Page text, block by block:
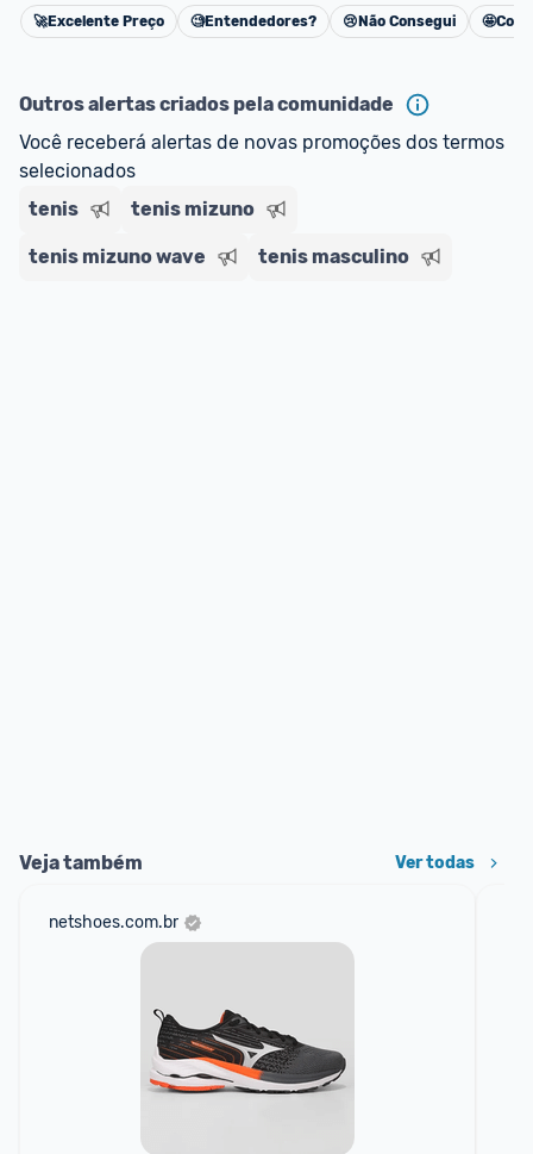
Cancelar
🚀Excelente Preço 🧐Entendedores? 😢 Não Consegui 🤩
Outros alertas criados pela comunidade
Você receberá alertas de novas promoções dos termos
selecionados
tenis
tenis mizuno
tenis mizuno wave tenis masculino
Veja também Ver todas
netshoes.com.br